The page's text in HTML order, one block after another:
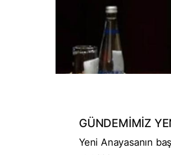
GÜNDEMİMİZ
Yeni Anayasanın